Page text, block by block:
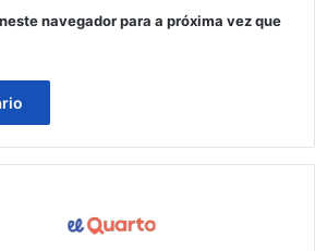
navegador para a próxima vez que